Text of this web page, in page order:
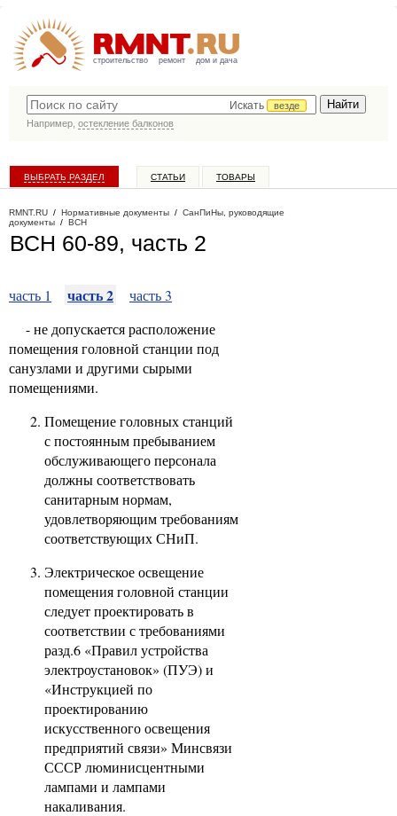
строительство ремонт дом и дача
Искать
везде
Например, остекление балконов
ВЫБРАТЬ РАЗДЕЛ СТАТЬИ ТОВАРЫ
RMNT.RU / Нормативные документы / СанПиНы, руководящие
документы / ВСН
ВСН 60-89, часть 2
часть 1 часть 2
часть 3
- не допускается расположение
помещения головной станции под
санузлами и другими сырыми
помещениями.
Помещение головных станций
с постоянным пребыванием
обслуживающего персонала
должны соответствовать
санитарным нормам,
удовлетворяющим требованиям
соответствующих СНиП.
Электрическое освещение
помещения головной станции
следует проектировать в
соответствии с требованиями
разд.6 «Правил устройства
электроустановок» (ПУЭ) и
«Инструкцией по
проектированию
искусственного освещения
предприятий связи» Минсвязи
СССР люминисцентными
лампами и лампами
накаливания.